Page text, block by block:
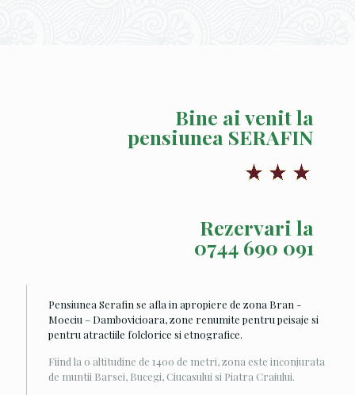
Bine ai venit la
pensiunea SERAFIN
Rezervari la
0744 690 091
Pensiunea Serafin se afla in apropiere de zona Bran -
Moeciu – Dambovicioara, zone renumite pentru peisaje si
pentru atractiile folclorice si etnografice.
Fiind la o altitudine de 1400 de metri, zona este inconjurata
de muntii Barsei, Bucegi, Ciucasului si Piatra Craiului.